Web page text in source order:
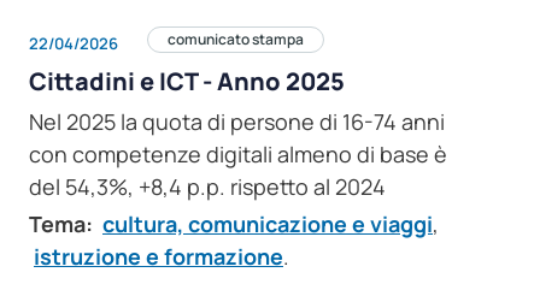
22/04/2026 comunicato stampa
Cittadini e ICT - Anno 2025
Nel 2025 la quota di persone di 16-74 anni
con competenze digitali almeno di base è
del 54,3%, +8,4 p.p. rispetto al 2024
Tema: cultura, comunicazione e viaggi,
istruzione e formazione.